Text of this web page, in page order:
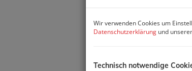
Wir verwenden Cookies um
Datenschutzerklärung und unserer
Technisch notwendige